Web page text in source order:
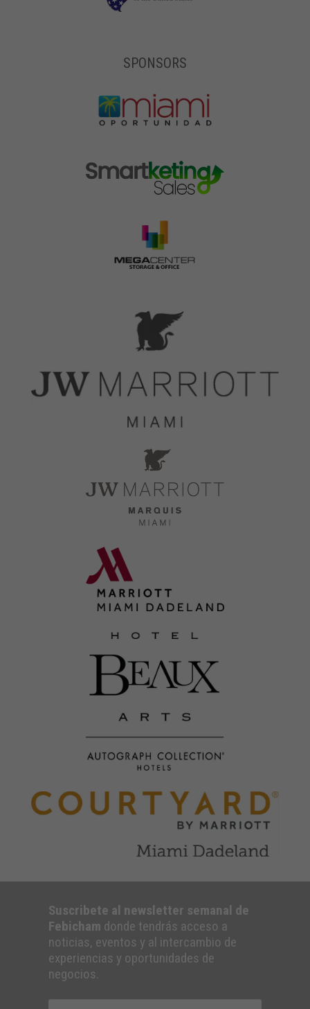
SPONSORS
Suscribete al newsletter semanal de
Febicham donde tendrás acceso a
noticias, eventos y al intercambio de
experiencias y oportunidades de
negocios.